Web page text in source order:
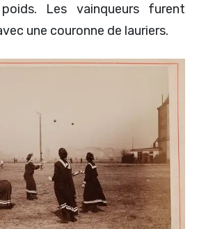
Les vainqueurs furent
une couronne de lauriers.